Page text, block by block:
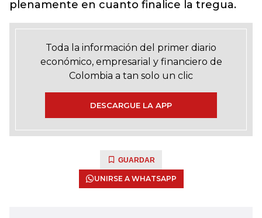
plenamente en cuanto finalice la tregua.
Toda la información del primer diario
económico, empresarial y financiero de
Colombia a tan solo un clic
DESCARGUE LA APP
GUARDAR
UNIRSE A WHATSAPP